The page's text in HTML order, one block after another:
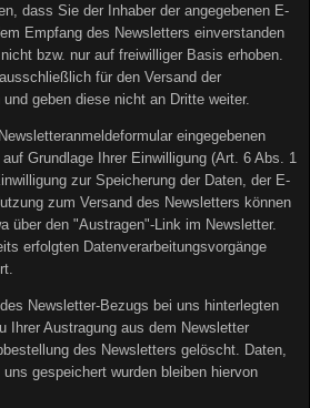
dass Sie der Inhaber der angegebenen E-
Empfang des Newsletters einverstanden
bzw. nur auf freiwilliger Basis erhoben.
für den Versand der
geben diese nicht an Dritte weiter.
eingegebenen
Grundlage Ihrer Einwilligung (Art. 6 Abs. 1
zur Speicherung der Daten, der E-
zum Versand des Newsletters können
über den "Austragen"-Link im Newsletter.
erfolgten Datenverarbeitungsvorgänge
Newsletter-Bezugs bei uns hinterlegten
Ihrer Austragung aus dem Newsletter
des Newsletters gelöscht. Daten,
gespeichert wurden bleiben hiervon